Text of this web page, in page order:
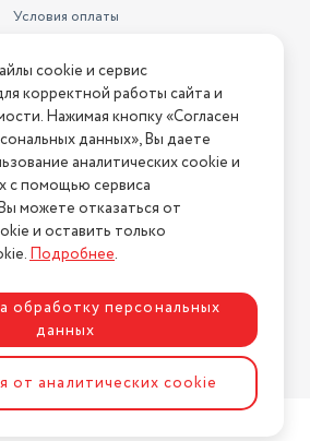
Условия оплаты
Условия возврата
на сайте? Напишите нам
"АстМаркет". У нас есть всё!
конфиденциальности
сайтаASTDESIGN
cookie и сервис
корректной работы сайта и
Нажимая кнопку «Согласен
данных», Вы даете
аналитических cookie и
с помощью сервиса
можете отказаться от
и оставить только
Подробнее.
обработку персональных
данных
от аналитических cookie